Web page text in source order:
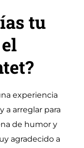
tu
experiencia
a arreglar para
de humor y
agradecido a